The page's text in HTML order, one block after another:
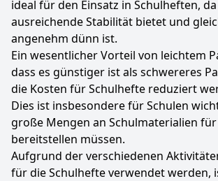
ideal für den Einsatz in Schulheften,
ausreichende Stabilität bietet und
angenehm dünn ist.
Ein wesentlicher Vorteil von leichtem
dass es günstiger ist als schwereres
die Kosten für Schulhefte reduziert
Dies ist insbesondere für Schulen
große Mengen an Schulmaterialien
bereitstellen müssen.
Aufgrund der verschiedenen
für die Schulhefte verwendet werden,